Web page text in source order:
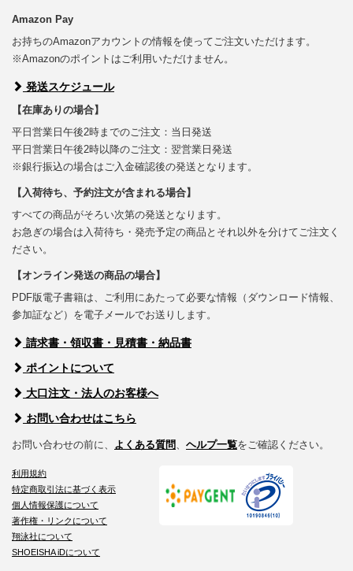
Amazon Pay
お持ちのAmazonアカウントの情報を使ってご注文いただけます。
※Amazonのポイントはご利用いただけません。
発送スケジュール
【在庫ありの場合】
平日営業日午後2時までのご注文：当日発送
平日営業日午後2時以降のご注文：翌営業日発送
※銀行振込の場合はご入金確認後の発送となります。
【入荷待ち、予約注文が含まれる場合】
すべての商品がそろい次第の発送となります。
お急ぎの場合は入荷待ち・発売予定の商品とそれ以外を分けてご注文く
ださい。
【オンライン発送の商品の場合】
PDF版電子書籍は、ご利用にあたって必要な情報（ダウンロード情報、
参加証など）を電子メールでお送りします。
請求書・領収書・見積書・納品書
ポイントについて
大口注文・法人のお客様へ
お問い合わせはこちら
お問い合わせの前に、 よくある質問 ヘルプ一覧をご確認ください。
利用規約
特定商取引法に基づく表示
個人情報保護について
著作権・リンクについて
翔泳社について
SHOEISHA iDについて